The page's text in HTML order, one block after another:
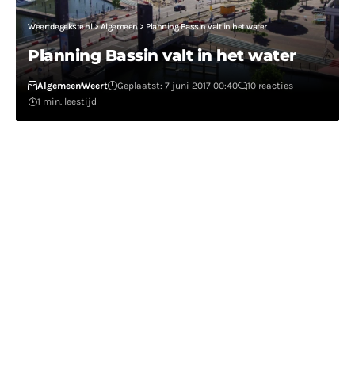
Weertdegekste.nl>Algemeen> Planning Bassin valt in het water
Planning Bassin valt in het water
AlgemeenWeert Geplaatst: 7 juni 2017 00:40
10 reacties
1 min. leestijd